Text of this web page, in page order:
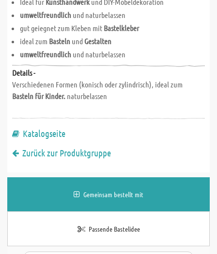
umweltfreundlich und naturbelassen
gut geiegnet zum Kleben mit Bastelkleber
ideal zum Basteln und Gestalten
umweltfreundlich und naturbelassen
Details -
Verschiedenen Formen (konisch oder zylindrisch), ideal zum
Basteln für Kinder. naturbelassen
Katalogseite
Zurück zur Produktgruppe
Gemeinsam bestellt mit
Passende Bastelidee